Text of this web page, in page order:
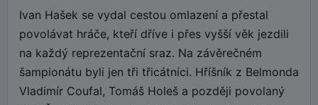
Ivan Hašek se vydal cestou omlazení a přestal
povolávat hráče, kteří dříve i přes vyšší věk jezdili
na každý reprezentační sraz. Na závěrečném
šampionátu byli jen tři třicátníci. Hříšník z Belmonda
Vladimír Coufal, Tomáš Holeš a později povolaný